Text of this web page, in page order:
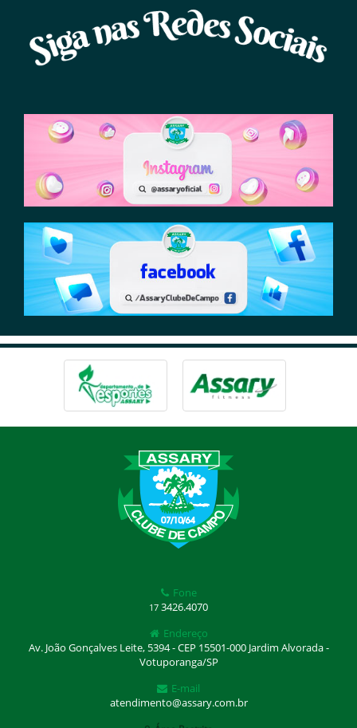
Fone
17 3426.4070
Endereço
Av. João Gonçalves Leite, 5394 - CEP 15501-000 Jardim Alvorada -
Votuporanga/SP
E-mail
atendimento@assary.com.br